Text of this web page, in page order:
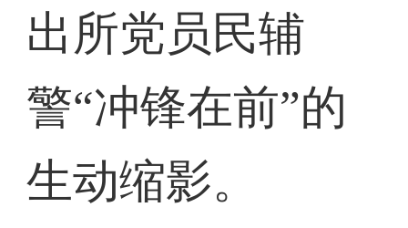
出所党员民辅
警“冲锋在前”的
生动缩影。